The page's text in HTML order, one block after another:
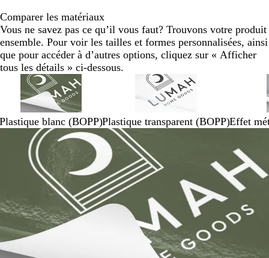
Comparer les matériaux
Vous ne savez pas ce qu’il vous faut? Trouvons votre produit
ensemble. Pour voir les tailles et formes personnalisées, ainsi
que pour accéder à d’autres options, cliquez sur « Afficher
tous les détails » ci-dessous.
Plastique blanc (BOPP)Plastique transparent (BOPP)Effet